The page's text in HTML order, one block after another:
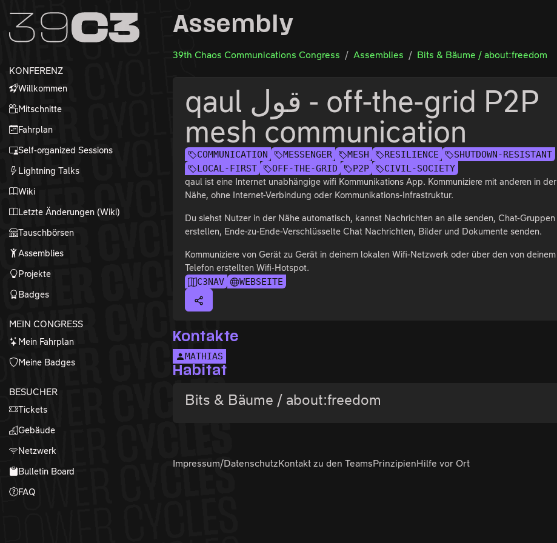
Zum Inhalt
Zum Footer
KONFERENZ
Willkommen
Mitschnitte
Fahrplan
Self-organized Sessions
Lightning Talks
Wiki
Letzte Änderungen (Wiki)
Tauschbörsen
Assemblies
Projekte
Badges
MEIN CONGRESS
Mein Fahrplan
Meine Badges
BESUCHER
Tickets
Gebäude
Netzwerk
Bulletin Board
FAQ
Assembly
39th Chaos Communications Congress Assemblies Bits & Bäume / about:freedom
qaul قول - off-the-grid P2P
mesh communication
COMMUNICATION MESSENGER MESH RESILIENCE
SHUTDOWN-RESISTANT
LOCAL-FIRST
OFF-THE-GRID P2P CIVIL-SOCIETY
qaul ist eine Internet unabhängige wifi Kommunikations App. Kommuniziere mit anderen in der
Nähe, ohne Internet-Verbindung oder Kommunikations-Infrastruktur.
Du siehst Nutzer in der Nähe automatisch, kannst Nachrichten an alle senden, Chat-Gruppen
erstellen, Ende-zu-Ende-Verschlüsselte Chat Nachrichten, Bilder und Dokumente senden.
Kommuniziere von Gerät zu Gerät in deinem lokalen Wifi-Netzwerk oder über den von deinem
Telefon erstellten Wifi-Hotspot.
C3NAV WEBSEITE
Kontakte
MATHIAS
Habitat
Bits & Bäume / about:freedom
Impressum/DatenschutzKontakt zu den TeamsPrinzipienHilfe vor Ort